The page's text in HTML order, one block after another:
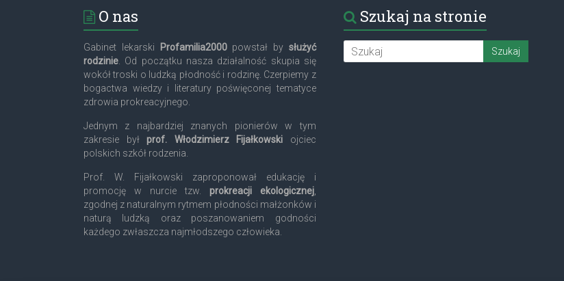
O nas
Gabinet lekarski Profamilia2000powstał by służyć
rodzinie . Od początku nasza działalność skupia się
wokół troski o ludzką płodność i rodzinę. Czerpiemy z
bogactwa wiedzy i literatury poświęconej tematyce
zdrowia prokreacyjnego.
Jednym z najbardziej znanych pionierów w tym
zakresie byłprof. Włodzimierz Fijałkowski ojciec
polskich szkół rodzenia.
Prof. W. Fijałkowski zaproponował edukację i
promocję w nurcie tzw. prokreacji ekologicznej
zgodnej z naturalnym rytmem płodności małżonków i
naturą ludzką oraz poszanowaniem godności
każdego zwłaszcza najmłodszego człowieka.
Szukaj na stronie